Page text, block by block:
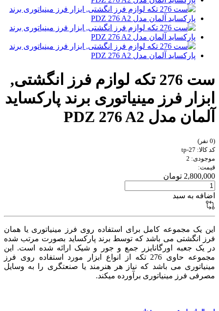
ست 276 تکه لوازم فرز انگشتی,
ابزار فرز مینیاتوری برند پارکساید
آلمان مدل PDZ 276 A2
(0 نفر)
کد کالا: tp-27
موجودی: 2
قیمت:
2,800,000 تومان
اضافه به سبد
این یک مجموعه کامل برای استفاده روی فرز مینیاتوری یا همان
فرز انگشتی می باشد که توسط برند پارکساید بصورت مرتب شده
در یک جعبه اورگانایزر جمع و جور و شیک ارائه شده است. این
مجموعه حاوی 276 تکه از انواع ابزار مورد استفاده روی فرز
مینیاتوری می باشد که نیاز هر هنرمند یا صنعتگری را به وسایل
مصرفی فرز مینیاتوری برآورده میکند.